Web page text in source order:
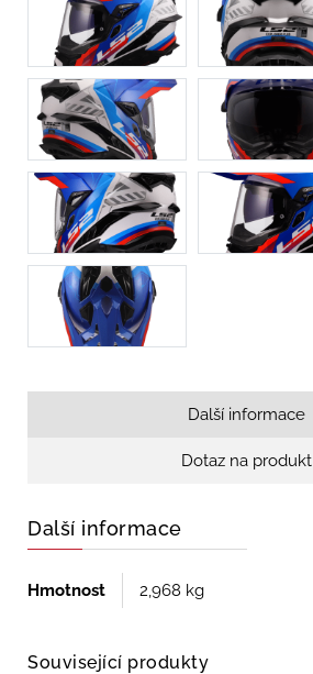
Další informace
Dotaz na produkt
Další informace
Hmotnost 2,968 kg
Související produkty